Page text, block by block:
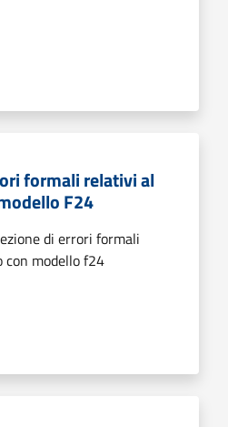
formali relativi al
F24
di errori formali
modello f24